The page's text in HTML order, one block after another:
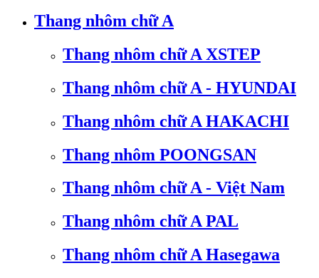
Thang nhôm chữ A
Thang nhôm chữ A XSTEP
Thang nhôm chữ A - HYUNDAI
Thang nhôm chữ A HAKACHI
Thang nhôm POONGSAN
Thang nhôm chữ A - Việt Nam
Thang nhôm chữ A PAL
Thang nhôm chữ A Hasegawa